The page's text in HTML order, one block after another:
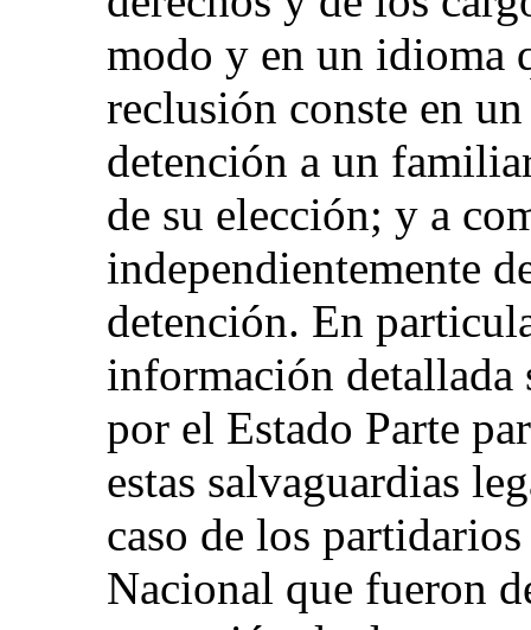
modo y en un idioma
reclusión conste en
detención a un
de su elección; y a
independientemente
detención. En
información detallada
por el Estado Parte
estas salvaguardias
caso de los
Nacional que fueron